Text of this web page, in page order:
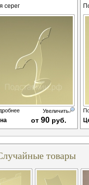
серег
Увеличить
от 90 руб.
товары